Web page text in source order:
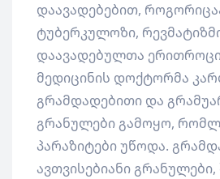
დაავადებებით,
ტუბერკულოზი,
დაავადებულთა
მედიცინის დოქტორმა
გრამდადებითი და
გრანულები გამოყო,
პარაზიტები უწოდა.
ავთვისებიანი